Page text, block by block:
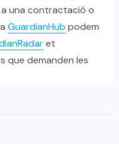
una contractació o
GuardianHub podem
et
que demanden les